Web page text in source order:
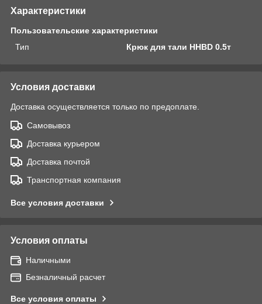
Характеристики
Пользовательские характеристики
Тип
Крюк для тали HHBD 0.5т
Условия доставки
Доставка осуществляется только по предоплате.
Самовывоз
Доставка курьером
Доставка почтой
Транспортная компания
Все условия доставки
Условия оплаты
Наличными
Безналичный расчет
Все условия оплаты